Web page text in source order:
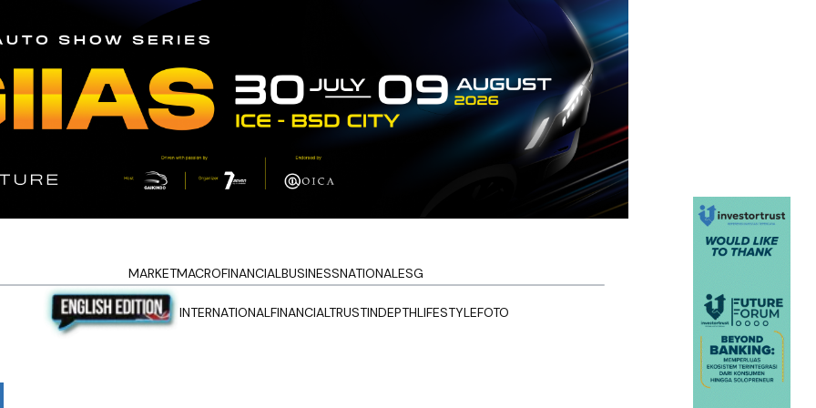
MARKETMACROFINANCIALBUSINESSNATIONALESG
INTERNATIONALFINANCIALTRUSTINDEPTHLIFESTYLEFOTO